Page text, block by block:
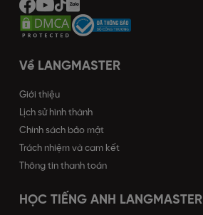
Về LANGMASTER
Giới thiệu
Lịch sử hình thành
Chính sách bảo mật
Trách nhiệm và cam kết
Thông tin thanh toán
HỌC TIẾNG ANH LANGMASTER